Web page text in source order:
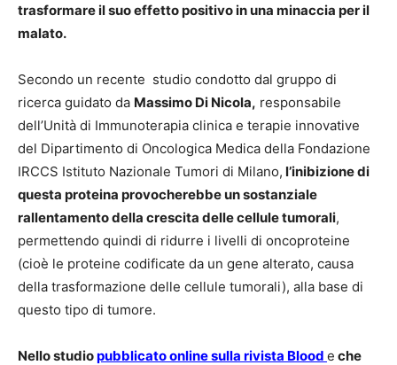
trasformare il suo effetto positivo in una minaccia per il
malato.
Secondo un recente studio condotto dal gruppo di
ricerca guidato da Massimo Di Nicola, responsabile
dell’Unità di Immunoterapia clinica e terapie innovative
del Dipartimento di Oncologica Medica della Fondazione
IRCCS Istituto Nazionale Tumori di Milano, l’inibizione di
questa proteina provocherebbe un sostanziale
rallentamento della crescita delle cellule tumorali,
permettendo quindi di ridurre i livelli di oncoproteine
(cioè le proteine codificate da un gene alterato, causa
della trasformazione delle cellule tumorali), alla base di
questo tipo di tumore.
Nello studiopubblicato online sulla rivista Blood e che